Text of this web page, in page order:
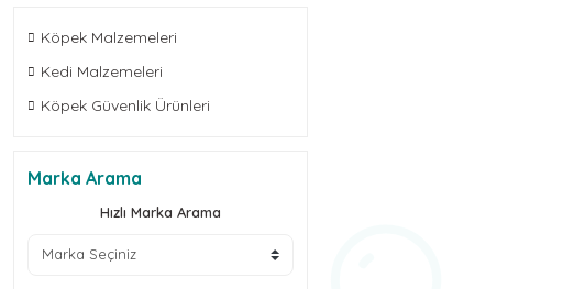
Köpek Malzemeleri
Kedi Malzemeleri
Köpek Güvenlik Ürünleri
Marka Arama
Hızlı Marka Arama